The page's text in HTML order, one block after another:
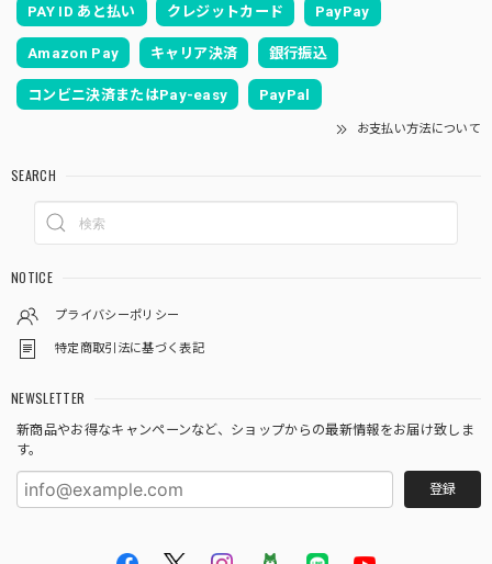
PAY ID あと払い クレジットカード PayPay
Amazon Pay キャリア決済 銀行振込
コンビニ決済またはPay-easy PayPal
お支払い方法について
SEARCH
NOTICE
プライバシーポリシー
特定商取引法に基づく表記
NEWSLETTER
新商品やお得なキャンペーンなど、ショップからの最新情報をお届け致しま
す。
登録